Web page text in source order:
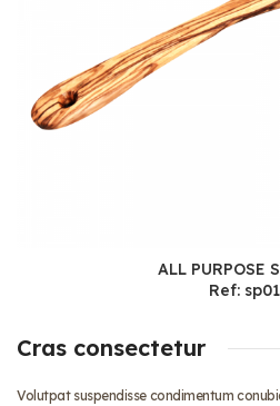
ALL PURPOSE
Ref:
Cras consectetur
Volutpat suspendisse condimentum